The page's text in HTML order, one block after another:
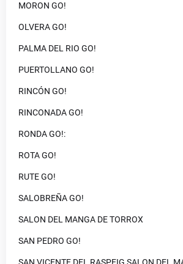
MORON GO!
OLVERA GO!
PALMA DEL RIO GO!
PUERTOLLANO GO!
RINCÓN GO!
RINCONADA GO!
RONDA GO!:
ROTA GO!
RUTE GO!
SALOBREÑA GO!
SALON DEL MANGA DE TORROX
SAN PEDRO GO!